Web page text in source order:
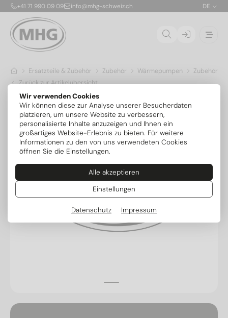
Wir verwenden Cookies
Wir können diese zur Analyse unserer Besucherdaten
platzieren, um unsere Website zu verbessern,
personalisierte Inhalte anzuzeigen und Ihnen ein
großartiges Website-Erlebnis zu bieten. Für weitere
Informationen zu den von uns verwendeten Cookies
öffnen Sie die Einstellungen.
Alle akzeptieren
Einstellungen
Datenschutz Impressum
+41 71 990 09 09 info@mhg-schweiz.ch DE
Ersatzteile & Zubehör Zubehör Wärmepumpen
Zubehör
Zurück zur Artikelübersicht